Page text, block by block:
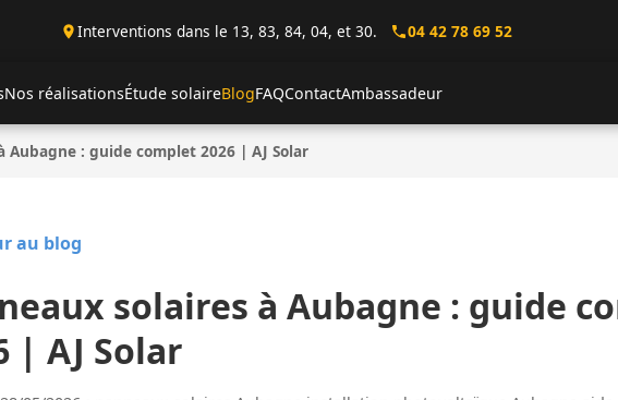
Interventions dans le 13, 83, 84, 04, et 30. 04 42 78 69 52
Nos réalisationsÉtude solaireBlogFAQContactAmbassadeur
Aubagne : guide complet 2026 | AJ Solar
au blog
solaires à Aubagne : guide
| AJ Solar